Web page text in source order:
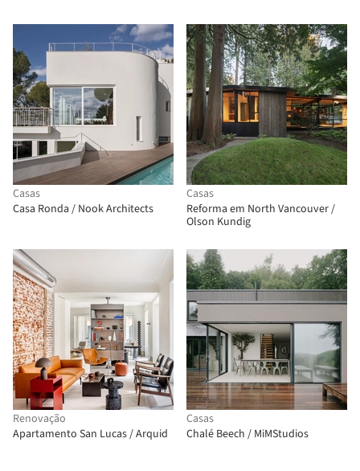
Casas
Casa Ronda / Nook Architects
Casas
Reforma em North Vancouver /
Olson Kundig
Renovação
Apartamento San Lucas / Arquid
Casas
Chalé Beech / MiMStudios